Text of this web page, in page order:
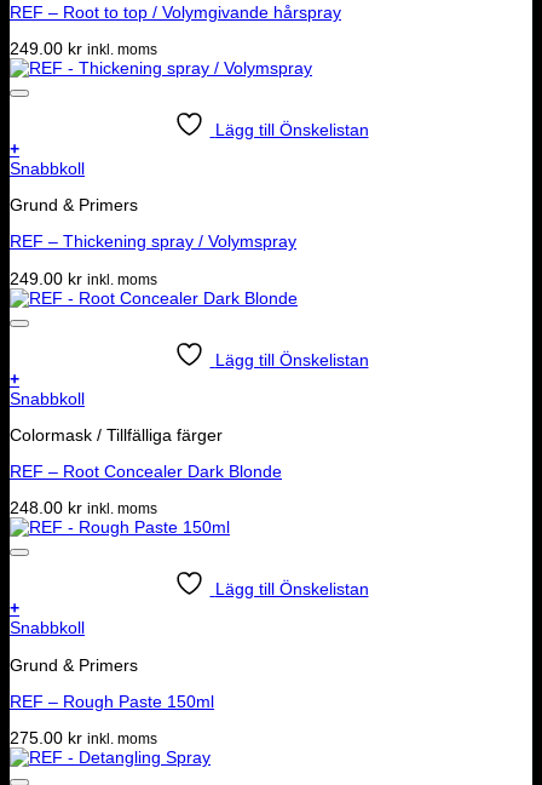
REF – Root to top / Volymgivande hårspray
249.00 kr inkl. moms
Lägg till Önskelistan
+
Snabbkoll
Grund & Primers
REF – Thickening spray / Volymspray
249.00 kr inkl. moms
Lägg till Önskelistan
+
Snabbkoll
Colormask / Tillfälliga färger
REF – Root Concealer Dark Blonde
248.00 kr inkl. moms
Lägg till Önskelistan
+
Snabbkoll
Grund & Primers
REF – Rough Paste 150ml
275.00 kr inkl. moms